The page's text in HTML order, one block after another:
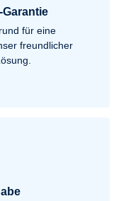
für eine
freundlicher